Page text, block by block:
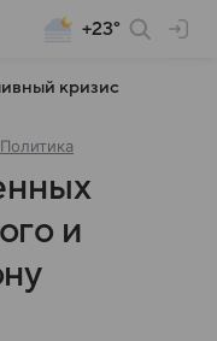
+23°
кризис
Политика
и